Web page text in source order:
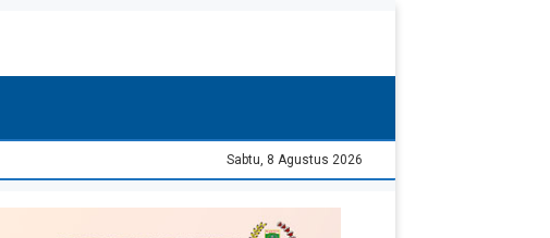
Sabtu, 8 Agustus 2026